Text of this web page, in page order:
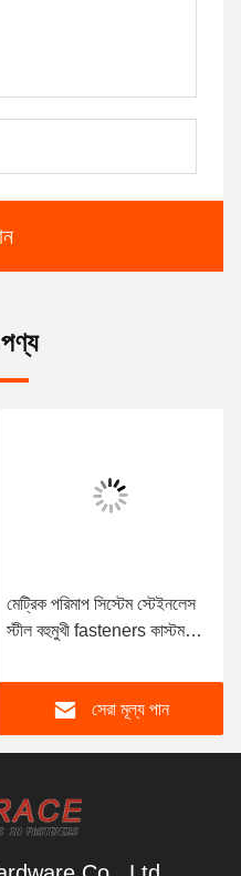
মেট্রিক পরিমাপ সিস্টেম স্টেইনলেস
স্টীল বহুমুখী fasteners কাস্টম
থেকে স্ক্রু
সেরা মূল্য পান